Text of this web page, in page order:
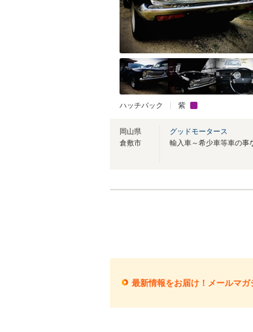
ハッチバック 紫
岡山県
倉敷市
グッドモータース
最新情報をお届け！メールマガ